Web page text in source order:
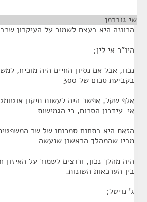
שי גוברמן
הכוונה היא בעצם לשמור על העיקרון
היו"ר אי לין;
נכוו, אבל אם נסיון החיים היה מוכיח,
בקביעת סכום של 300
אלף שקל, אפשר היה לעשות תיקון
אי-עידכון הסכום, כי הגמישות
הזאת היא בתחום סמכותו של שר
מביו שהמהלך הראשון שנעשה
היה מהלך נכון, ורוצים לשמור על
בין הערכאות השונות.
ג' נויטל;